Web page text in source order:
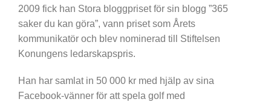
2009 fick han Stora bloggpriset för sin blogg ”365
saker du kan göra”, vann priset som Årets
kommunikatör och blev nominerad till Stiftelsen
Konungens ledarskapspris.
Han har samlat in 50 000 kr med hjälp av sina
Facebook-vänner för att spela golf med